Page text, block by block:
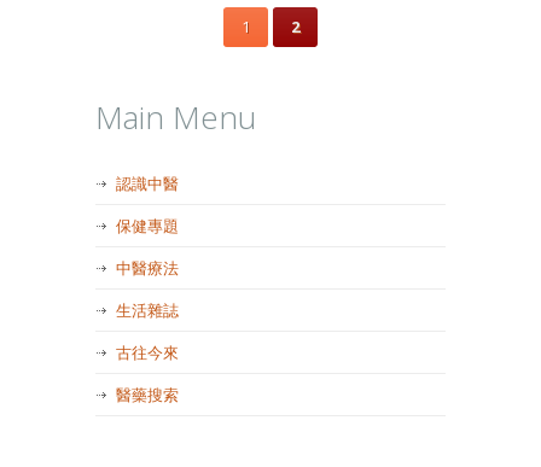
1 2
Main Menu
認識中醫
保健專題
中醫療法
生活雜誌
古往今來
醫藥搜索